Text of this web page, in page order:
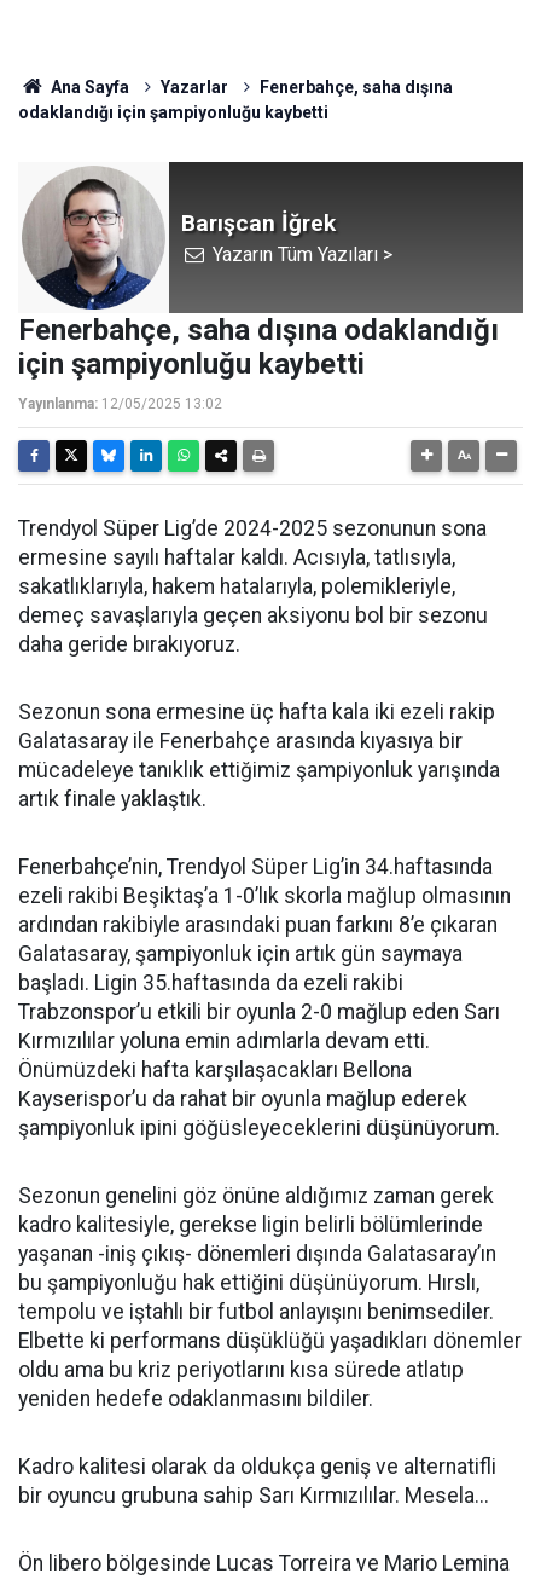
Ana Sayfa Yazarlar
Fenerbahçe, saha dışına
odaklandığı için şampiyonluğu kaybetti
Barışcan İğrek
Yazarın Tüm Yazıları >
Fenerbahçe, saha dışına odaklandığı
için şampiyonluğu kaybetti
Yayınlanma: 12/05/2025 13:02
Trendyol Süper Lig’de 2024-2025 sezonunun sona
ermesine sayılı haftalar kaldı. Acısıyla, tatlısıyla,
sakatlıklarıyla, hakem hatalarıyla, polemikleriyle,
demeç savaşlarıyla geçen aksiyonu bol bir sezonu
daha geride bırakıyoruz.
Sezonun sona ermesine üç hafta kala iki ezeli rakip
Galatasaray ile Fenerbahçe arasında kıyasıya bir
mücadeleye tanıklık ettiğimiz şampiyonluk yarışında
artık finale yaklaştık.
Fenerbahçe’nin, Trendyol Süper Lig’in 34.haftasında
ezeli rakibi Beşiktaş’a 1-0’lık skorla mağlup olmasının
ardından rakibiyle arasındaki puan farkını 8’e çıkaran
Galatasaray, şampiyonluk için artık gün saymaya
başladı. Ligin 35.haftasında da ezeli rakibi
Trabzonspor’u etkili bir oyunla 2-0 mağlup eden Sarı
Kırmızılılar yoluna emin adımlarla devam etti.
Önümüzdeki hafta karşılaşacakları Bellona
Kayserispor’u da rahat bir oyunla mağlup ederek
şampiyonluk ipini göğüsleyeceklerini düşünüyorum.
Sezonun genelini göz önüne aldığımız zaman gerek
kadro kalitesiyle, gerekse ligin belirli bölümlerinde
yaşanan -iniş çıkış- dönemleri dışında Galatasaray’ın
bu şampiyonluğu hak ettiğini düşünüyorum. Hırslı,
tempolu ve iştahlı bir futbol anlayışını benimsediler.
Elbette ki performans düşüklüğü yaşadıkları dönemler
oldu ama bu kriz periyotlarını kısa sürede atlatıp
yeniden hedefe odaklanmasını bildiler.
Kadro kalitesi olarak da oldukça geniş ve alternatifli
bir oyuncu grubuna sahip Sarı Kırmızılılar. Mesela...
Ön libero bölgesinde Lucas Torreira ve Mario Lemina